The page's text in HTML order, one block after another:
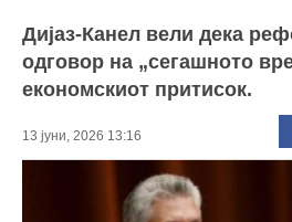
Дијаз-Канел вели дека
одговор на „сегашното
економскиот притисок.
13 јуни, 2026 13:16